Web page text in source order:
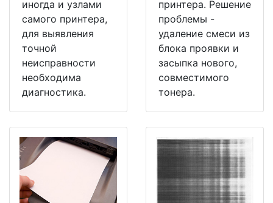
иногда и узлами
самого принтера,
для выявления
точной
неисправности
необходима
диагностика.
принтера. Решение
проблемы -
удаление смеси из
блока проявки и
засыпка нового,
совместимого
тонера.